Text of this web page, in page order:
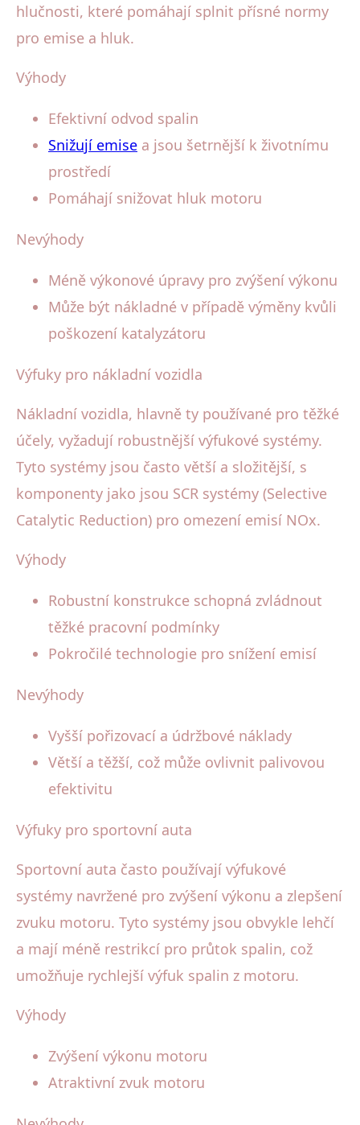
hlučnosti, které pomáhají splnit přísné normy
pro emise a hluk.
Výhody
Efektivní odvod spalin
Snižují emise a jsou šetrnější k životnímu
prostředí
Pomáhají snižovat hluk motoru
Nevýhody
Méně výkonové úpravy pro zvýšení výkonu
Může být nákladné v případě výměny kvůli
poškození katalyzátoru
Výfuky pro nákladní vozidla
Nákladní vozidla, hlavně ty používané pro těžké
účely, vyžadují robustnější výfukové systémy.
Tyto systémy jsou často větší a složitější, s
komponenty jako jsou SCR systémy (Selective
Catalytic Reduction) pro omezení emisí NOx.
Výhody
Robustní konstrukce schopná zvládnout
těžké pracovní podmínky
Pokročilé technologie pro snížení emisí
Nevýhody
Vyšší pořizovací a údržbové náklady
Větší a těžší, což může ovlivnit palivovou
efektivitu
Výfuky pro sportovní auta
Sportovní auta často používají výfukové
systémy navržené pro zvýšení výkonu a zlepšení
zvuku motoru. Tyto systémy jsou obvykle lehčí
a mají méně restrikcí pro průtok spalin, což
umožňuje rychlejší výfuk spalin z motoru.
Výhody
Zvýšení výkonu motoru
Atraktivní zvuk motoru